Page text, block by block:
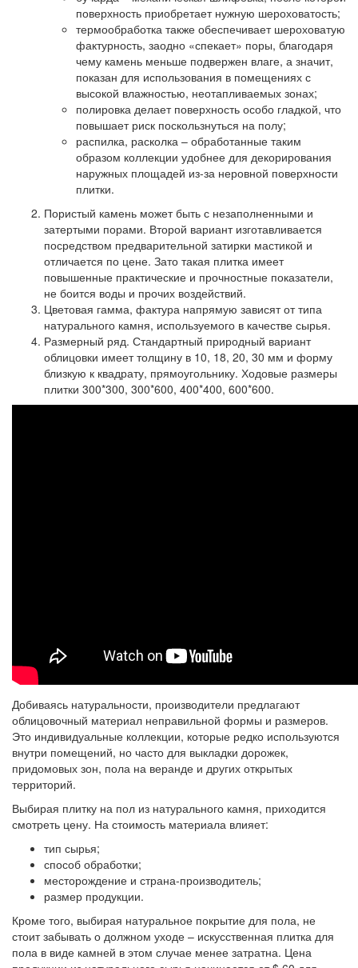
поверхность приобретает нужную шероховатость;
термообработка также обеспечивает шероховатую
фактурность, заодно «спекает» поры, благодаря
чему камень меньше подвержен влаге, а значит,
показан для использования в помещениях с
высокой влажностью, неотапливаемых зонах;
полировка делает поверхность особо гладкой, что
повышает риск поскользнуться на полу;
распилка, расколка – обработанные таким
образом коллекции удобнее для декорирования
наружных площадей из-за неровной поверхности
плитки.
Пористый камень может быть с незаполненными и
затертыми порами. Второй вариант изготавливается
посредством предварительной затирки мастикой и
отличается по цене. Зато такая плитка имеет
повышенные практические и прочностные показатели,
не боится воды и прочих воздействий.
Цветовая гамма, фактура напрямую зависят от типа
натурального камня, используемого в качестве сырья.
Размерный ряд. Стандартный природный вариант
облицовки имеет толщину в 10, 18, 20, 30 мм и форму
близкую к квадрату, прямоугольнику. Ходовые размеры
плитки 300*300, 300*600, 400*400, 600*600.
Добиваясь натуральности, производители предлагают
облицовочный материал неправильной формы и размеров.
Это индивидуальные коллекции, которые редко используются
внутри помещений, но часто для выкладки дорожек,
придомовых зон, пола на веранде и других открытых
территорий.
Выбирая плитку на пол из натурального камня, приходится
смотреть цену. На стоимость материала влияет:
тип сырья;
способ обработки;
месторождение и страна-производитель;
размер продукции.
Кроме того, выбирая натуральное покрытие для пола, не
стоит забывать о должном уходе – искусственная плитка для
пола в виде камней в этом случае менее затратна. Цена